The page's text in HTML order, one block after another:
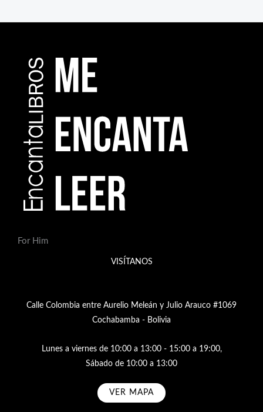
For Him
VISÍTANOS
Calle Colombia entre Aurelio Meleán y Julio Arauco #1069
Cochabamba - Bolivia
Lunes a viernes de 10:00 a 13:00 - 15:00 a 19:00,
Sábado de 10:00 a 13:00
VER MAPA